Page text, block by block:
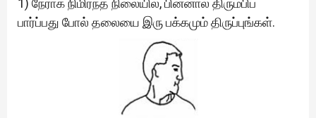
1) நேராக நிமிர்ந்த நிலையில், பின்னால் திரும்பிப்
பார்ப்பது போல் தலையை இரு பக்கமும் திருப்புங்கள்.